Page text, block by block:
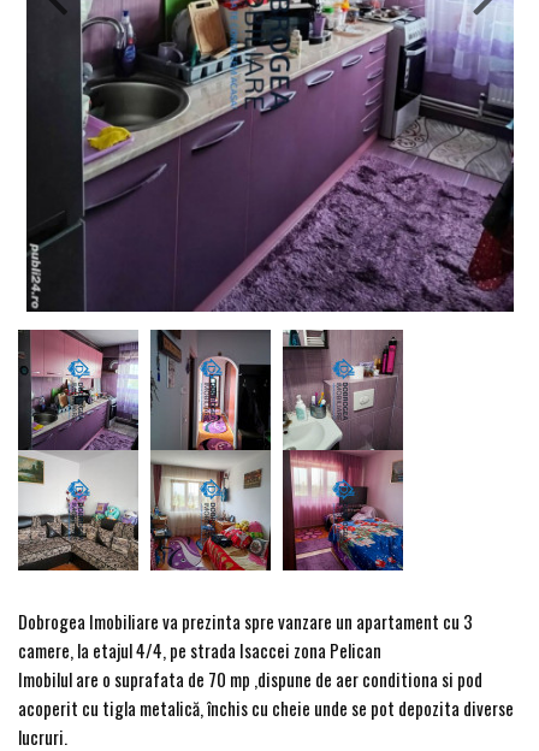
Dobrogea Imobiliare va prezinta spre vanzare un apartament cu 3
camere, la etajul 4/4, pe strada Isaccei zona Pelican
Imobilul are o suprafata de 70 mp ,dispune de aer conditiona si pod
acoperit cu tigla metalică, închis cu cheie unde se pot depozita diverse
lucruri.